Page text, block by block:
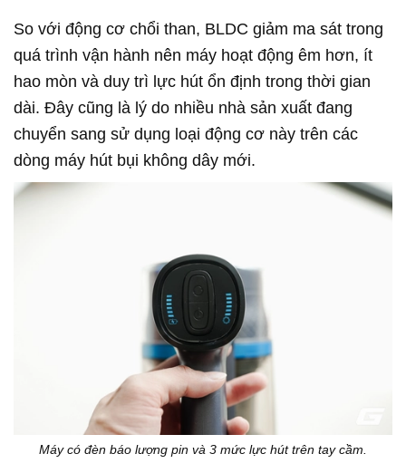
So với động cơ chổi than, BLDC giảm ma sát trong
quá trình vận hành nên máy hoạt động êm hơn, ít
hao mòn và duy trì lực hút ổn định trong thời gian
dài. Đây cũng là lý do nhiều nhà sản xuất đang
chuyển sang sử dụng loại động cơ này trên các
dòng máy hút bụi không dây mới.
Máy có đèn báo lượng pin và 3 mức lực hút trên tay cầm.